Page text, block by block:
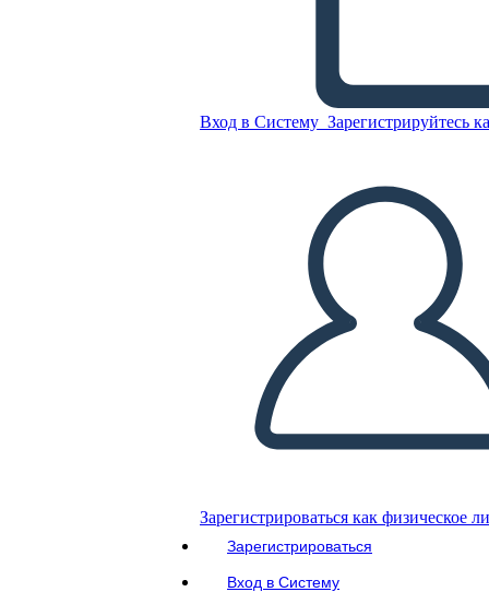
Вход в Систему Зарегистрируйтесь
Зарегистрироваться как физическое
Зарегистрироваться
Вход в Систему
Скопируйте эту раскадровку
ВОСПРОИЗВЕСТИ СЛАЙД-ШОУ
ПОЧИТАЙ МНЕ